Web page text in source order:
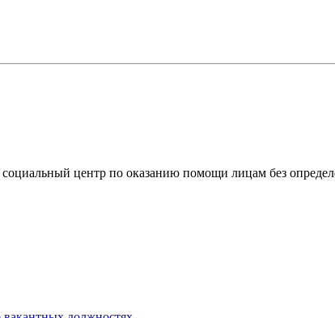
центр по оказанию помощи лицам без